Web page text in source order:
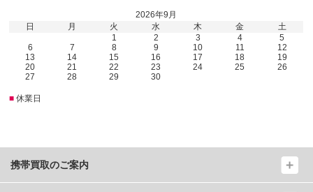
2026年9月
日
月 火 水 木 金
土
1
2 3 4
5
6
7 8 9 10 11
12
13
14 15 16 17 18
19
20
21 22 23 24 25
26
27
28 29 30
■ 休業日
携帯買取のご案内